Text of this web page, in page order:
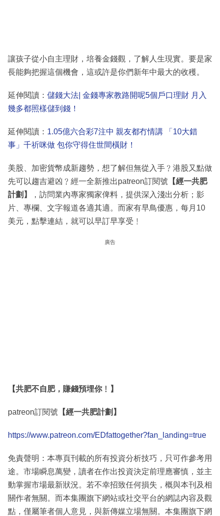
讓孩子從小自主理財，培養金錢觀，了解人生現實。要是家
長能夠把握這個機會，這或許是你們新年中最大的收穫。
延伸閱讀： 儲錢大法| 金錢專家教路開呢5個戶口理財 月入
幾多都照樣儲到錢！
延伸閱讀： 1.05億六合彩7注中 親友都冇情講 「10大錯
事」千祈咪做 包你守得住世間橫財！
美股、加密貨幣成新趨勢，想了解但無從入手﹖港股又點做
先可以趨吉避凶﹖經一全新推出patreon訂閱號 【經一共肥
計劃】
，訪問業內專家獨家俾料，提供深入淺出分析；影
片、專欄、文字報道各適其適。而家有早鳥優惠，每月10
美元，點擊連結，就可以早訂早享受﹗
廣告
【共肥不自肥，賺錢預埋你﹗】
patreon訂閱號 【經一共肥計劃】
https://www.patreon.com/EDfattogether?fan_landing=true
免責聲明：本專頁刊載的所有投資分析技巧，只可作參考用
途。市場瞬息萬變，讀者在作出投資決定前理應審慎，並主
動掌握市場最新狀況。若不幸招致任何損失，概與本刊及相
關作者無關。而本集團旗下網站或社交平台的網誌內容及觀
點，僅屬筆者個人意見，與新傳媒立場無關。本集團旗下網